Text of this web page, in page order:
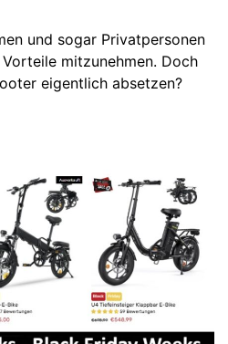
und sogar Privatpersonen
mitzunehmen. Doch
eigentlich absetzen?